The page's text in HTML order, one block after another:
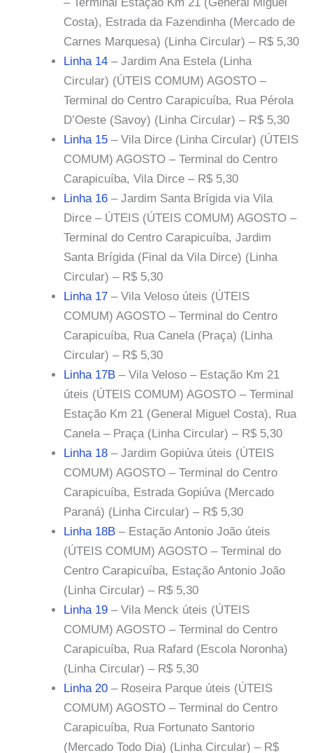
Costa), Estrada da Fazendinha (Mercado de
Carnes Marquesa) (Linha Circular) – R$ 5,30
Linha 14 – Jardim Ana Estela (Linha
Circular) (ÚTEIS COMUM) AGOSTO –
Terminal do Centro Carapicuíba, Rua Pérola
D’Oeste (Savoy) (Linha Circular) – R$ 5,30
Linha 15 – Vila Dirce (Linha Circular) (ÚTEIS
COMUM) AGOSTO – Terminal do Centro
Carapicuíba, Vila Dirce – R$ 5,30
Linha 16 – Jardim Santa Brígida via Vila
Dirce – ÚTEIS (ÚTEIS COMUM) AGOSTO –
Terminal do Centro Carapicuíba, Jardim
Santa Brígida (Final da Vila Dirce) (Linha
Circular) – R$ 5,30
Linha 17 – Vila Veloso úteis (ÚTEIS
COMUM) AGOSTO – Terminal do Centro
Carapicuíba, Rua Canela (Praça) (Linha
Circular) – R$ 5,30
Linha 17B – Vila Veloso – Estação Km 21
úteis (ÚTEIS COMUM) AGOSTO – Terminal
Estação Km 21 (General Miguel Costa), Rua
Canela – Praça (Linha Circular) – R$ 5,30
Linha 18 – Jardim Gopiúva úteis (ÚTEIS
COMUM) AGOSTO – Terminal do Centro
Carapicuíba, Estrada Gopiúva (Mercado
Paraná) (Linha Circular) – R$ 5,30
Linha 18B – Estação Antonio João úteis
(ÚTEIS COMUM) AGOSTO – Terminal do
Centro Carapicuíba, Estação Antonio João
(Linha Circular) – R$ 5,30
Linha 19 – Vila Menck úteis (ÚTEIS
COMUM) AGOSTO – Terminal do Centro
Carapicuíba, Rua Rafard (Escola Noronha)
(Linha Circular) – R$ 5,30
Linha 20 – Roseira Parque úteis (ÚTEIS
COMUM) AGOSTO – Terminal do Centro
Carapicuíba, Rua Fortunato Santorio
(Mercado Todo Dia) (Linha Circular) – R$